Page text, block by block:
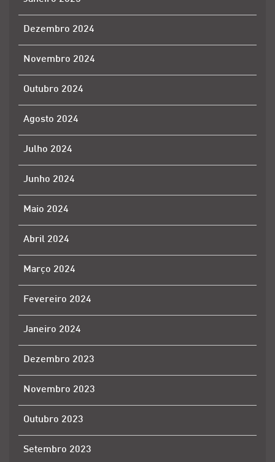
Dezembro 2024
Novembro 2024
Outubro 2024
Agosto 2024
Julho 2024
Junho 2024
Maio 2024
Abril 2024
Março 2024
Fevereiro 2024
Janeiro 2024
Dezembro 2023
Novembro 2023
Outubro 2023
Setembro 2023